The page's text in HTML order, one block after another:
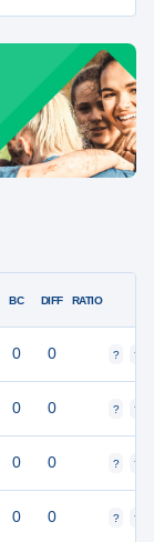
BC DIFF RATIO
0 0 ? ?
0 0 ? ?
0 0 ? ?
0 0 ? ?